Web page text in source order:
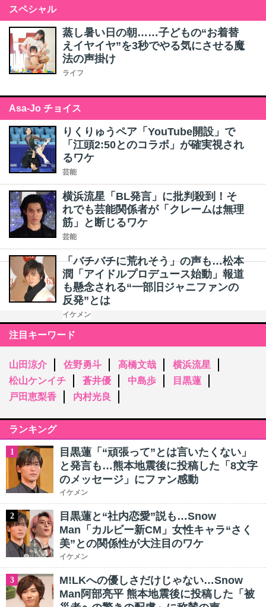
スペシャル
蒸し暑い日の朝……子どもの“お着替
えイヤイヤ”を3秒でやる気にさせる魔
法の声掛け
ライフ
Asa-Jo チョイス
りくりゅうペア「YouTube開設」で
「江頭2:50とのコラボ」が確実視され
るワケ
芸能
横浜流星「BL発言」に批判殺到！そ
れでも芸能関係者が「クレームは無理
筋」と断じるワケ
芸能
「バチバチに荒れそう」の声も…松本
潤「アイドルプロデュース始動」報道
も懸念される“一部旧ジャニファンの
反発”とは
イケメン
注目キーワード
山田涼介 佐野勇斗 高橋文哉
横浜流星
松山ケンイチ
蒼井優 中島歩
目黒蓮
戸田恵梨香
内村光良
ランキング
1
目黒蓮「“頑張って”とは言いたくない」
と発言も…熊本地震後に投稿した「8文字
のメッセージ」にファン感動
イケメン
2
目黒蓮と“社内恋愛”説も…Snow
Man「カルビー新CM」女性キャラ“さく
美”との関係性が大注目のワケ
イケメン
3
M!LKへの優しさだけじゃない…Snow
Man阿部亮平 熊本地震後に投稿した「被